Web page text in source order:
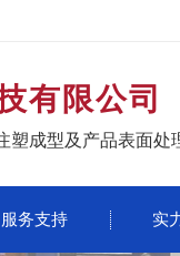
有限公司
塑成型及产品表面处
服务支持 实